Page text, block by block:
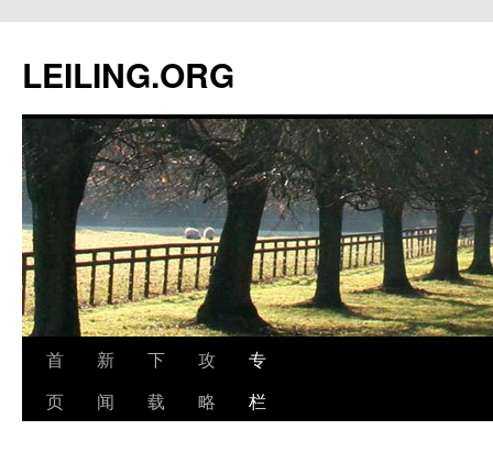
文
LEILING.ORG
首
页
新
闻
下
载
攻
略
专
栏